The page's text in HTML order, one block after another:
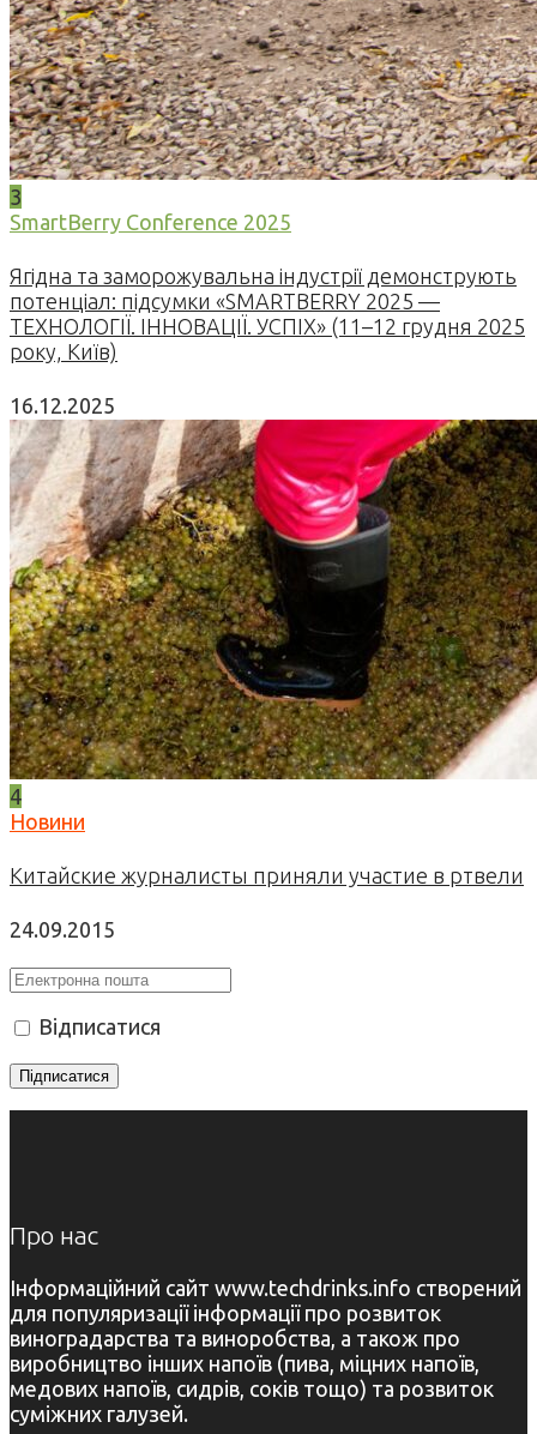
3
SmartBerry Conference 2025
Ягідна та заморожувальна індустрії демонструють
потенціал: підсумки «SMARTBERRY 2025 —
ТЕХНОЛОГІЇ. ІННОВАЦІЇ. УСПІХ» (11–12 грудня 2025
року, Київ)
16.12.2025
4
Новини
Китайские журналисты приняли участие в ртвели
24.09.2015
Відписатися
Про нас
Інформаційний сайт www.techdrinks.info створений
для популяризації інформації про розвиток
виноградарства та виноробства, а також про
виробництво інших напоїв (пива, міцних напоїв,
медових напоїв, сидрів, соків тощо) та розвиток
суміжних галузей.